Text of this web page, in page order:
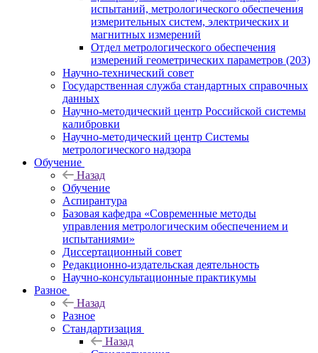
испытаний, метрологического обеспечения
измерительных систем, электрических и
магнитных измерений
Отдел метрологического обеспечения
измерений геометрических параметров (203)
Научно-технический совет
Государственная служба стандартных справочных
данных
Научно-методический центр Российской системы
калибровки
Научно-методический центр Системы
метрологического надзора
Обучение
Назад
Обучение
Аспирантура
Базовая кафедра «Современные методы
управления метрологическим обеспечением и
испытаниями»
Диссертационный совет
Редакционно-издательская деятельность
Научно-консультационные практикумы
Разное
Назад
Разное
Стандартизация
Назад